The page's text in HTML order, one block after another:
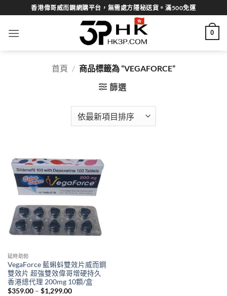
to
content
香港偉哥威而鋼網購平台，無需處方隱秘送貨。滿500免運
0
首頁 / 商品標籤為 “VEGAFORCE”
篩選
延時助勃
VegaForce 藍蝌蚪雙效片威而鋼
雙效片 超強雙效偉哥增硬持久
香港總代理 200mg 10顆/盒
$359.00 – $1,299.00Price